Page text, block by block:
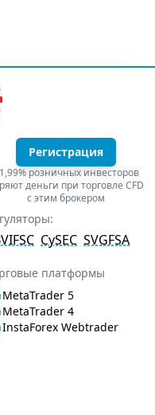
Регистрация
розничных инвесторов
деньги при торговле CFD
с этим брокером
CySEC SVGFSA
платформы
MetaTrader 5
MetaTrader 4
InstaForex Webtrader